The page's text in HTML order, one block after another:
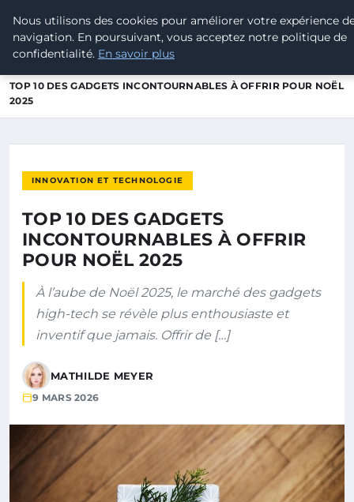
LEAD REVOLUTION
TOP 10 DES GADGETS INCONTOURNABLES À OFFRIR POUR NOËL
2025
INNOVATION ET TECHNOLOGIE
TOP 10 DES GADGETS
INCONTOURNABLES À OFFRIR
POUR NOËL 2025
À l’aube de Noël 2025, le marché des gadgets
high-tech se révèle plus enthousiaste et
inventif que jamais. Offrir de […]
MATHILDE MEYER
9 MARS 2026
Nous utilisons des cookies pour améliorer votre expérience
navigation. En poursuivant, vous acceptez notre politique de
confidentialité. En savoir plus